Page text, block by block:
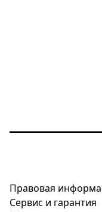
Правовая
Сервис и гарантия